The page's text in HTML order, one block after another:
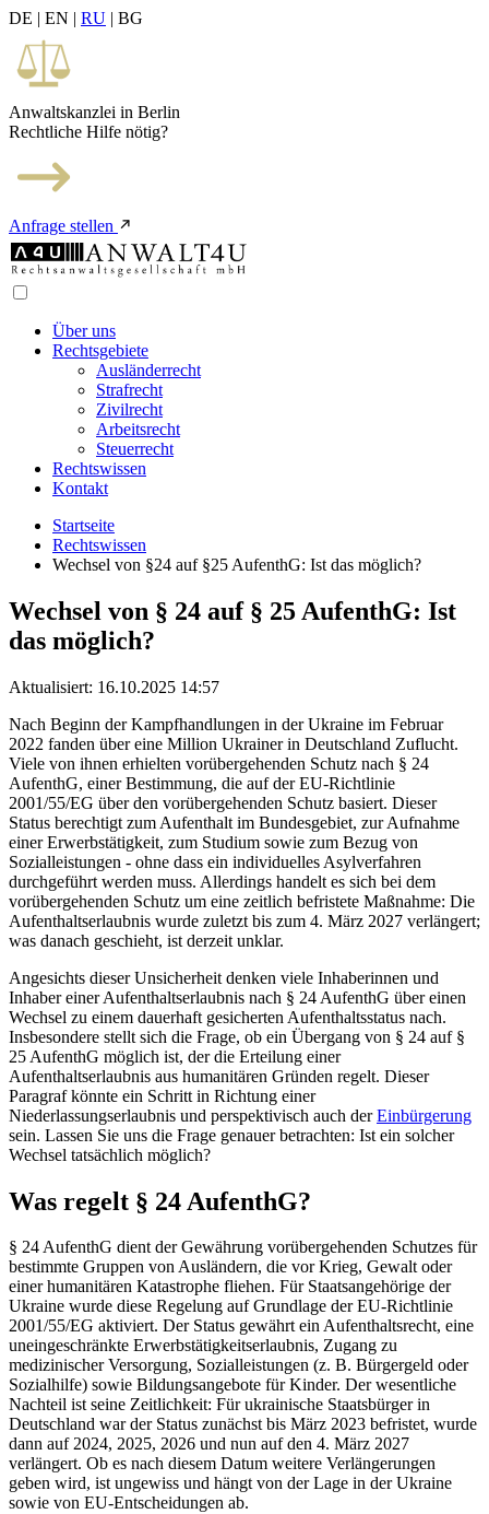
DE | EN | RU | BG
Anwaltskanzlei in Berlin
Rechtliche Hilfe nötig?
Anfrage stellen
Über uns
Rechtsgebiete
Ausländerrecht
Strafrecht
Zivilrecht
Arbeitsrecht
Steuerrecht
Rechtswissen
Kontakt
Startseite
Rechtswissen
Wechsel von §24 auf §25 AufenthG: Ist das möglich?
Wechsel von § 24 auf § 25 AufenthG: Ist
das möglich?
Aktualisiert: 16.10.2025 14:57
Nach Beginn der Kampfhandlungen in der Ukraine im Februar
2022 fanden über eine Million Ukrainer in Deutschland Zuflucht.
Viele von ihnen erhielten vorübergehenden Schutz nach § 24
AufenthG, einer Bestimmung, die auf der EU-Richtlinie
2001/55/EG über den vorübergehenden Schutz basiert. Dieser
Status berechtigt zum Aufenthalt im Bundesgebiet, zur Aufnahme
einer Erwerbstätigkeit, zum Studium sowie zum Bezug von
Sozialleistungen - ohne dass ein individuelles Asylverfahren
durchgeführt werden muss. Allerdings handelt es sich bei dem
vorübergehenden Schutz um eine zeitlich befristete Maßnahme: Die
Aufenthaltserlaubnis wurde zuletzt bis zum 4. März 2027 verlängert;
was danach geschieht, ist derzeit unklar.
Angesichts dieser Unsicherheit denken viele Inhaberinnen und
Inhaber einer Aufenthaltserlaubnis nach § 24 AufenthG über einen
Wechsel zu einem dauerhaft gesicherten Aufenthaltsstatus nach.
Insbesondere stellt sich die Frage, ob ein Übergang von § 24 auf §
25 AufenthG möglich ist, der die Erteilung einer
Aufenthaltserlaubnis aus humanitären Gründen regelt. Dieser
Paragraf könnte ein Schritt in Richtung einer
Niederlassungserlaubnis und perspektivisch auch derEinbürgerung
sein. Lassen Sie uns die Frage genauer betrachten: Ist ein solcher
Wechsel tatsächlich möglich?
Was regelt § 24 AufenthG?
§ 24 AufenthG dient der Gewährung vorübergehenden Schutzes für
bestimmte Gruppen von Ausländern, die vor Krieg, Gewalt oder
einer humanitären Katastrophe fliehen. Für Staatsangehörige der
Ukraine wurde diese Regelung auf Grundlage der EU-Richtlinie
2001/55/EG aktiviert. Der Status gewährt ein Aufenthaltsrecht, eine
uneingeschränkte Erwerbstätigkeitserlaubnis, Zugang zu
medizinischer Versorgung, Sozialleistungen (z. B. Bürgergeld oder
Sozialhilfe) sowie Bildungsangebote für Kinder. Der wesentliche
Nachteil ist seine Zeitlichkeit: Für ukrainische Staatsbürger in
Deutschland war der Status zunächst bis März 2023 befristet, wurde
dann auf 2024, 2025, 2026 und nun auf den 4. März 2027
verlängert. Ob es nach diesem Datum weitere Verlängerungen
geben wird, ist ungewiss und hängt von der Lage in der Ukraine
sowie von EU-Entscheidungen ab.